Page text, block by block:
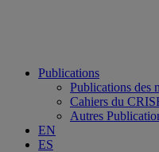
Publications
Publications des
Cahiers du
Autres
EN
ES